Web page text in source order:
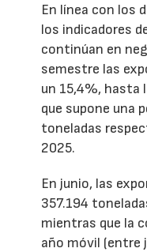
En línea con los
los indicadores
continúan en
semestre las
un 15,4%, hasta
que supone una
toneladas
2025.
En junio, las
357.194
mientras que la
año móvil (entre